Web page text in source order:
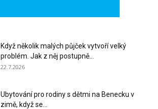
Když několik malých půjček vytvoří velký
problém. Jak z něj postupně...
22.7.2026
Ubytování pro rodiny s dětmi na Benecku v
zimě, když se...